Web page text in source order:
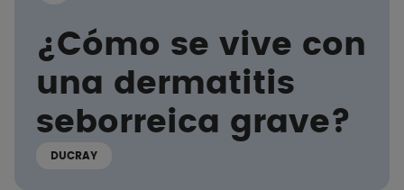
¿Cómo se vive con
una dermatitis
seborreica grave?
DUCRAY